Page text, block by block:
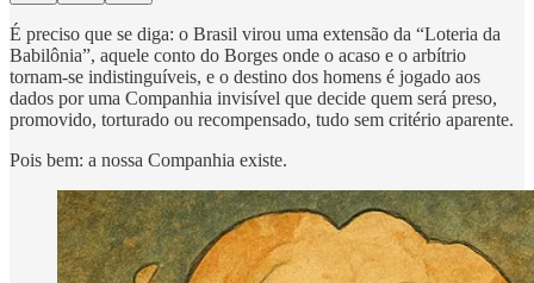
É preciso que se diga: o Brasil virou uma extensão da “Loteria da
Babilônia”, aquele conto do Borges onde o acaso e o arbítrio
tornam-se indistinguíveis, e o destino dos homens é jogado aos
dados por uma Companhia invisível que decide quem será preso,
promovido, torturado ou recompensado, tudo sem critério aparente.
Pois bem: a nossa Companhia existe.